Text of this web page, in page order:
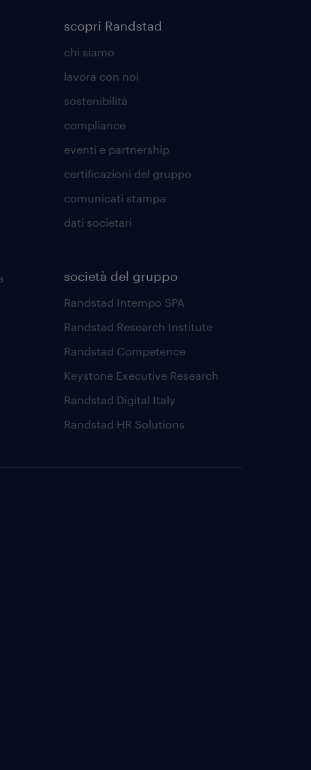
scopri Randstad
chi siamo
lavora con noi
sostenibilità
compliance
eventi e partnership
certificazioni del gruppo
comunicati stampa
dati societari
società del gruppo
Randstad Intempo SPA
Randstad Research Institute
Randstad Competence
Keystone Executive Research
Randstad Digital Italy
Randstad HR Solutions